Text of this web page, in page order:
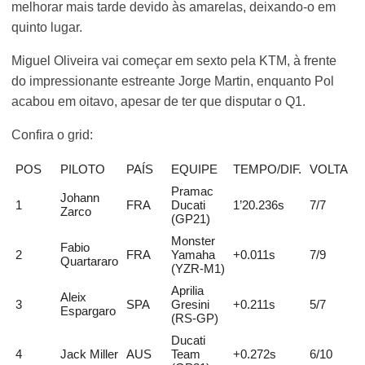
melhorar mais tarde devido às amarelas, deixando-o em
quinto lugar.
Miguel Oliveira vai começar em sexto pela KTM, à frente
do impressionante estreante Jorge Martin, enquanto Pol
acabou em oitavo, apesar de ter que disputar o Q1.
Confira o grid:
POS PILOTO PAÍS EQUIPE TEMPO/DIF. VOLTA
1
Johann
Zarco
FRA
Pramac
Ducati
(GP21)
1’20.236s 7/7
2
Fabio
Quartararo
FRA
Monster
Yamaha
(YZR-M1)
+0.011s 7/9
3
Aleix
Espargaro
SPA
Aprilia
Gresini
(RS-GP)
+0.211s 5/7
4 Jack Miller AUS
Ducati
Team
+0.272s 6/10